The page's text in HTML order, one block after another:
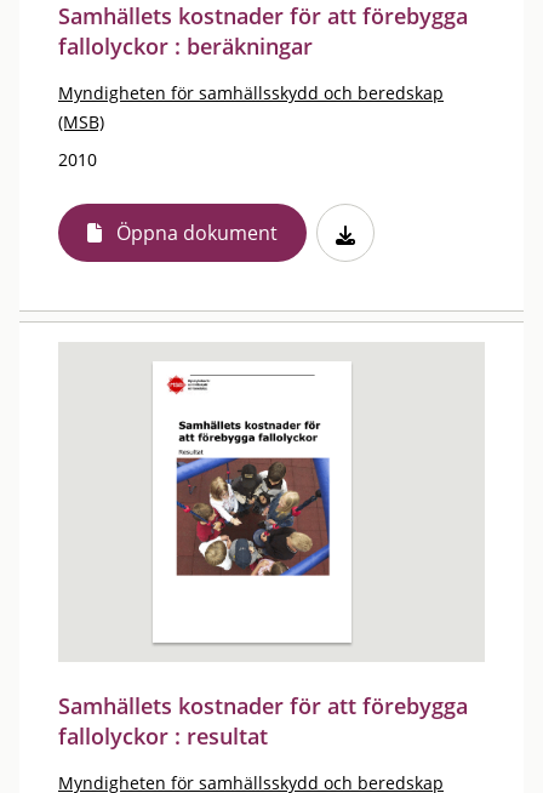
Samhällets kostnader för att förebygga
fallolyckor : beräkningar
Myndigheten för samhällsskydd och beredskap
(MSB)
2010
Öppna dokument
Samhällets kostnader för att förebygga
fallolyckor : resultat
Myndigheten för samhällsskydd och beredskap